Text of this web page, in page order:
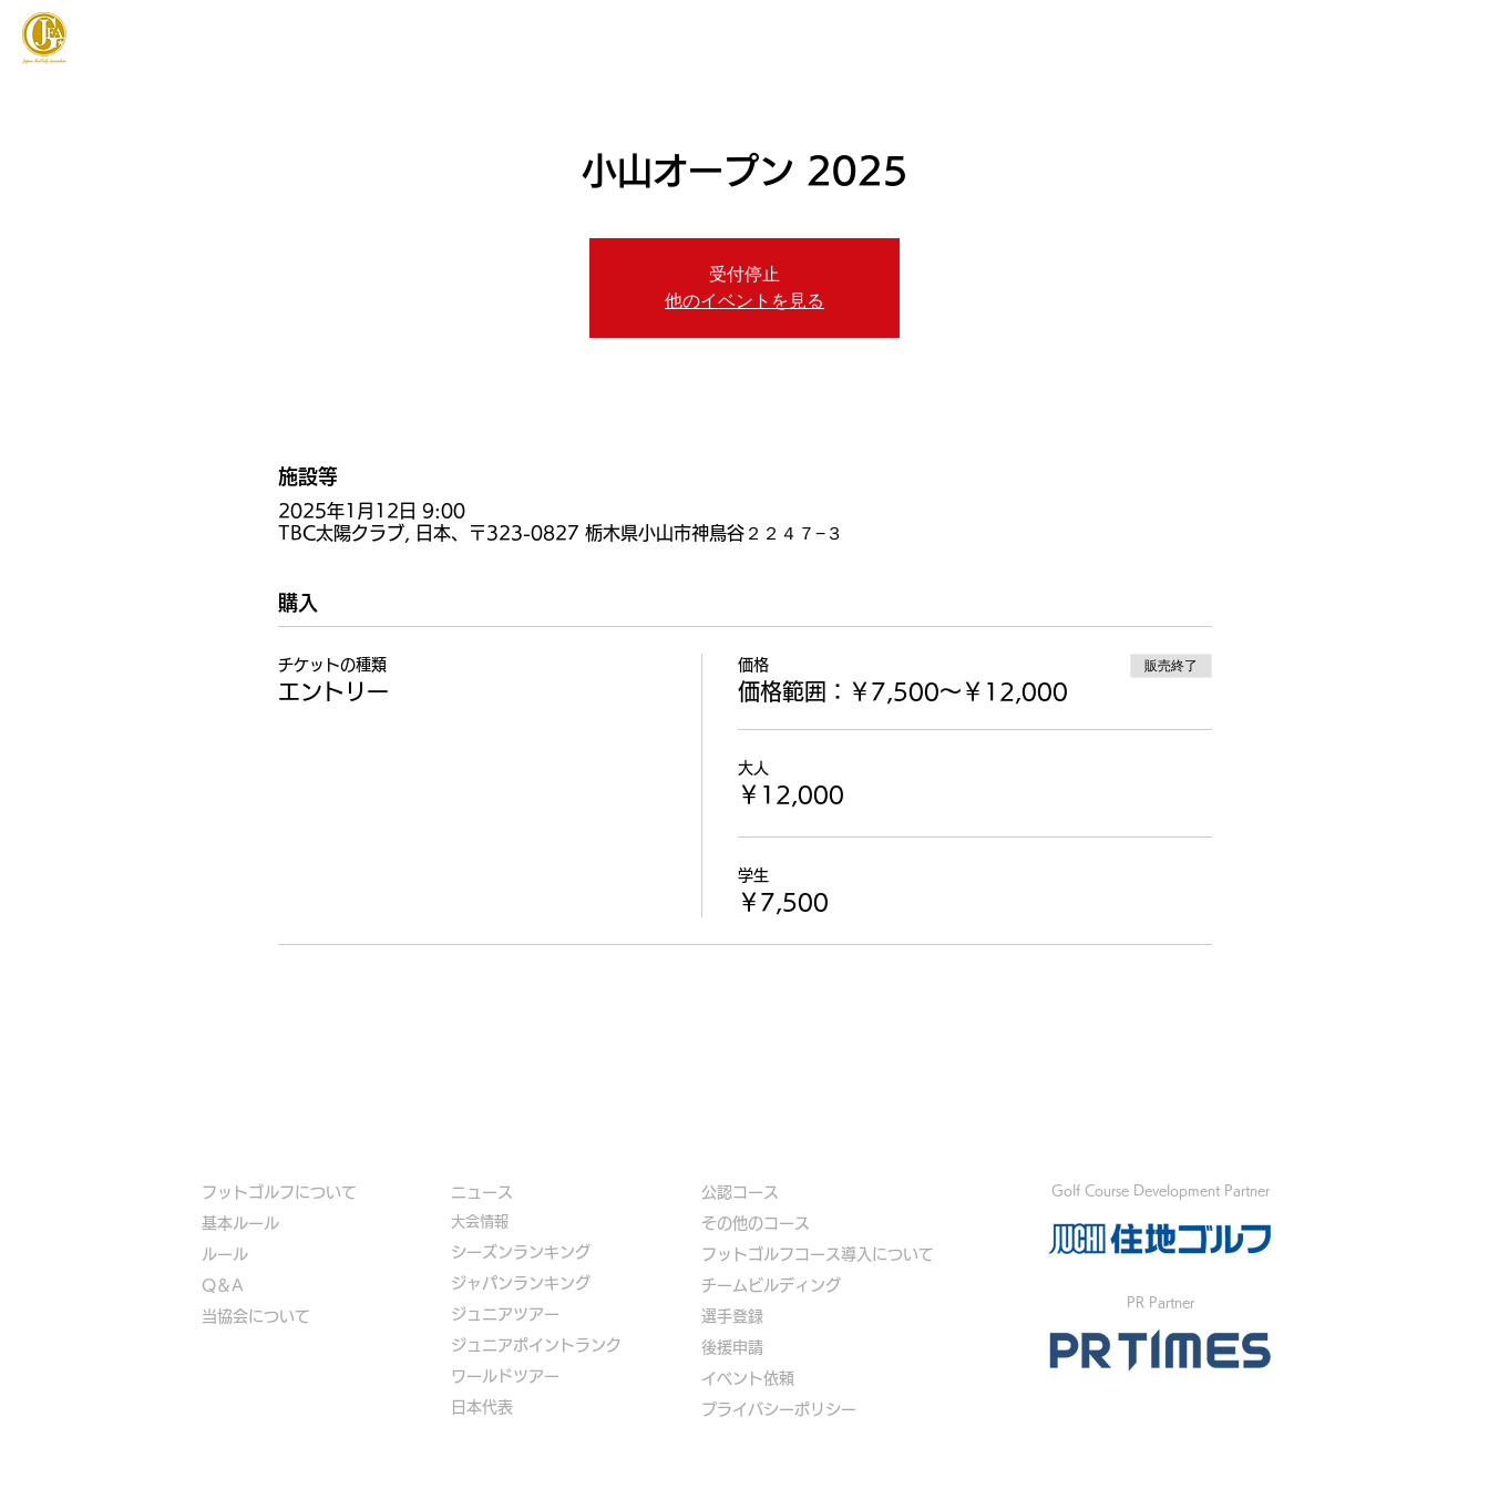
小山オープン 2025
受付停止
他のイベントを見る
施設等
2025年1月12日 9:00
TBC太陽クラブ, 日本、〒323-0827 栃木県小山市神鳥谷２２４７−３
購入
チケットの種類
エントリー
価格
価格範囲：￥7,500〜￥12,000
販売終了
大人
￥12,000
学生
￥7,500
フットゴルフについて
基本ルール
ルール
Q＆A
​当協会について
​ニュース
大会情報
シーズンランキング
ジャパンランキング
ジュニアツアー
ジュニアポイントランク
​ワールドツアー
​​日本代表
公認コース
​その他のコース
​ フットゴルフコース導入について
​チームビルディング
選手登録​
​後援申請
​イベント依頼
プライバシーポリシー
Golf Course Development Partner
PR Partner